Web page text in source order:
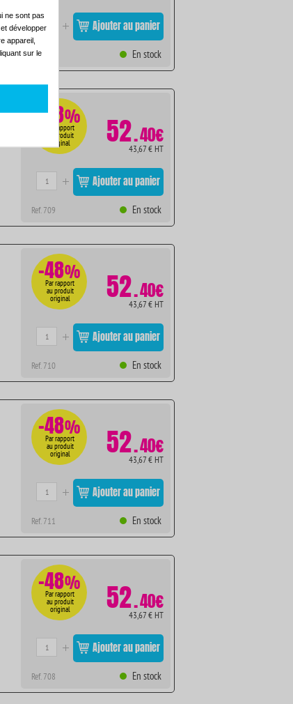
Ajouter au panier
Ref. 707 En stock
-48%
Par rapport
au produit
original 52.40€
43,67 € HT
Ajouter au panier
Ref. 709 En stock
-48%
Par rapport
au produit
original 52.40€
43,67 € HT
Ajouter au panier
Ref. 710 En stock
-48%
Par rapport
au produit
original 52.40€
43,67 € HT
Ajouter au panier
Ref. 711 En stock
-48%
Par rapport
au produit
original 52.40€
43,67 € HT
Ajouter au panier
Ref. 708 En stock
ne sont pas
développer
appareil,
sur le